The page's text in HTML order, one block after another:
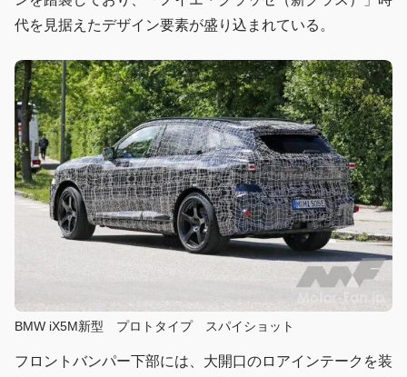
代を見据えたデザイン要素が盛り込まれている。
BMW iX5M新型 プロトタイプ スパイショット
フロントバンパー下部には、大開口のロアインテークを装